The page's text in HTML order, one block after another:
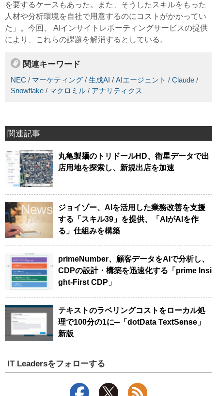
を要するケースもあった。また、そうしたスキルをもった
人材や分析環境を自社で用意するのにコストがかかってい
た」。今回、 AIインサイトレポーティングサービスの提供
により、これらの課題を解消するとしている。
関連キーワード
NEC / マーケティング / 生成AI / AIエージェント / Claude /
Snowflake / マクロミル / アナリティクス
関連記事
丸亀製麺のトリドールHD、衛星データで出
店用地を探索し、新規出店を加速
ジョイゾー、AIを活用した業務改善を支援
する「スキル39」を提供、「AIがAIを作
る」仕組みを構築
primeNumber、顧客データをAIで分析し、
CDPの設計・構築を迅速化する「prime Insi
ght-First CDP」
テキストのラベリングコストをローカル処
理で100分の1に─「dotData TextSense」
新版
IT Leadersをフォローする